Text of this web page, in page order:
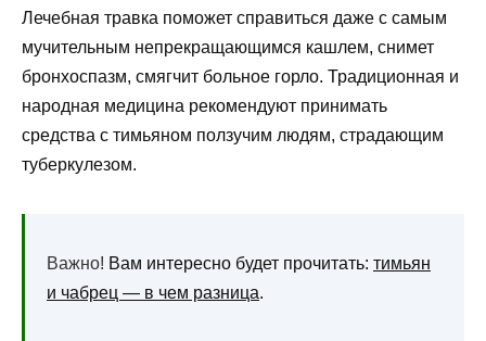
Лечебная травка поможет справиться даже с самым
мучительным непрекращающимся кашлем, снимет
бронхоспазм, смягчит больное горло. Традиционная и
народная медицина рекомендуют принимать
средства с тимьяном ползучим людям, страдающим
туберкулезом.
Важно! Вам интересно будет прочитать: тимьян
и чабрец — в чем разница.